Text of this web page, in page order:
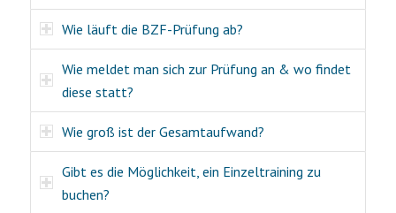
Wie läuft die BZF-Prüfung ab?
Wie meldet man sich zur Prüfung an & wo findet
diese statt?
Wie groß ist der Gesamtaufwand?
Gibt es die Möglichkeit, ein Einzeltraining zu
buchen?